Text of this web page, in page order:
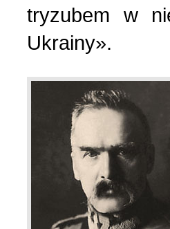
tryzubem w
Ukrainy».